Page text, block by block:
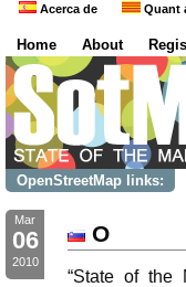
Home About
Acerca de Quant
OpenStreetMap links:
Mar
06
2010
O
“State of the